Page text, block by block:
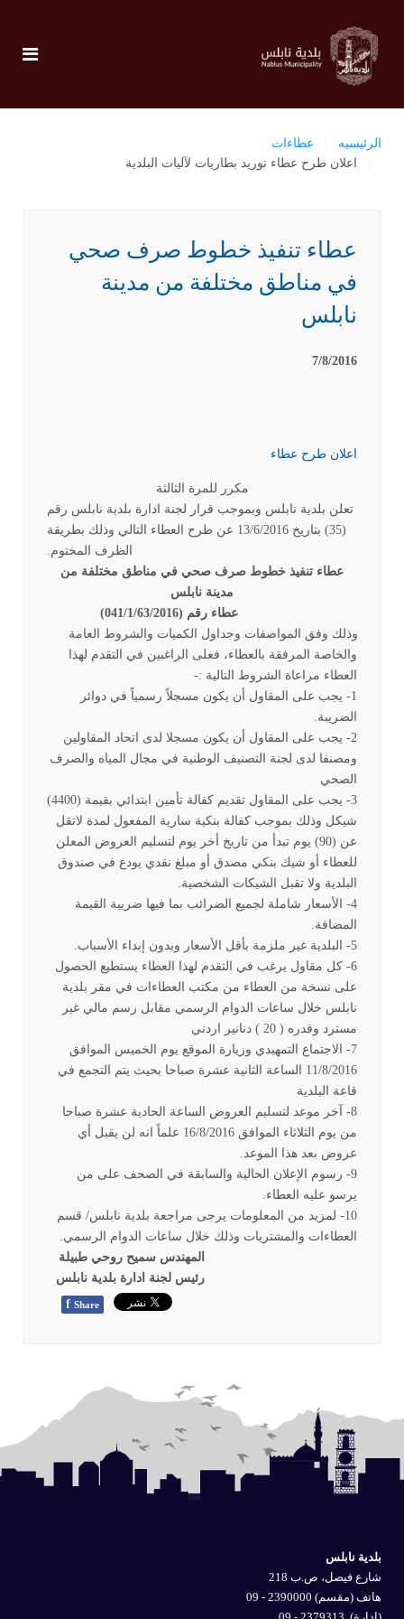
الرئيسيه
عطاءات
اعلان طرح عطاء توريد بطاريات لآليات البلدية
عطاء تنفيذ خطوط صرف صحي
في مناطق مختلفة من مدينة
نابلس
7/8/2016
اعلان طرح عطاء
مكرر للمرة الثالثة
تعلن بلدية نابلس وبموجب قرار لجنة ادارة بلدية نابلس رقم
(35) بتاريخ 13/6/2016 عن طرح العطاء التالي وذلك بطريقة
الظرف المختوم.
عطاء تنفيذ خطوط صرف صحي في مناطق مختلفة من
مدينة نابلس
عطاء رقم (041/1/63/2016)
وذلك وفق المواصفات وجداول الكميات والشروط العامة
والخاصة المرفقة بالعطاء، فعلى الراغبين في التقدم لهذا
العطاء مراعاة الشروط التالية :-
1- يجب على المقاول أن يكون مسجلاً رسمياً في دوائر
الضريبة.
2- يجب على المقاول أن يكون مسجلا لدى اتحاد المقاولين
ومصنفا لدى لجنة التصنيف الوطنية في مجال المياه والصرف
الصحي
3- يجب على المقاول تقديم كفالة تأمين ابتدائي بقيمة (4400)
شيكل وذلك بموجب كفالة بنكية سارية المفعول لمدة لاتقل
عن (90) يوم
تبدأ من تاريخ أخر يوم لتسليم العروض المعلن
للعطاء أو شيك بنكي مصدق أو مبلغ نقدي يودع في صندوق
البلدية ولا تقبل الشيكات الشخصية.
4- الأسعار شاملة لجميع الضرائب بما فيها ضريبة القيمة
المضافة.
5- البلدية غير ملزمة بأقل الأسعار وبدون إبداء الأسباب.
6- كل مقاول يرغب في التقدم لهذا العطاء يستطيع الحصول
على نسخة من العطاء من مكتب العطاءات في مقر بلدية
نابلس خلال ساعات الدوام الرسمي مقابل رسم مالي غير
مسترد وقدره ( 20 ) دنانير اردني
7- الاجتماع التمهيدي وزيارة الموقع يوم الخميس الموافق
11/8/2016 الساعة الثانية عشرة صباحا بحيث يتم التجمع في
قاعة البلدية
8- آخر موعد لتسليم العروض الساعة الحادية عشرة صباحا
من يوم الثلاثاء الموافق 16/8/2016 علماً انه لن يقبل أي
عروض بعد هذا الموعد.
9- رسوم الإعلان الحالية والسابقة في الصحف على من
يرسو عليه العطاء.
10- لمزيد من المعلومات يرجى مراجعة بلدية نابلس/ قسم
العطاءات والمشتريات وذلك خلال ساعات الدوام الرسمي.
المهندس سميح روحي طبيلة
رئيس لجنة ادارة بلدية نابلس
f Share
بلدية نابلس
شارع فيصل، ص.ب 218
هاتف (مقسم) 2390000 - 09